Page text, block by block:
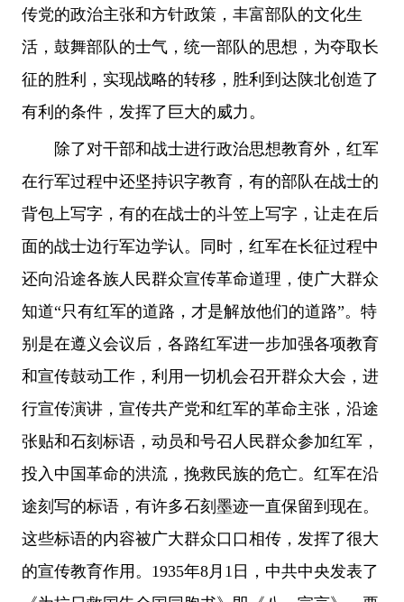
传党的政治主张和方针政策，丰富部队的文化生
活，鼓舞部队的士气，统一部队的思想，为夺取长
征的胜利，实现战略的转移，胜利到达陕北创造了
有利的条件，发挥了巨大的威力。
除了对干部和战士进行政治思想教育外，红军
在行军过程中还坚持识字教育，有的部队在战士的
背包上写字，有的在战士的斗笠上写字，让走在后
面的战士边行军边学认。同时，红军在长征过程中
还向沿途各族人民群众宣传革命道理，使广大群众
知道“只有红军的道路，才是解放他们的道路”。特
别是在遵义会议后，各路红军进一步加强各项教育
和宣传鼓动工作，利用一切机会召开群众大会，进
行宣传演讲，宣传共产党和红军的革命主张，沿途
张贴和石刻标语，动员和号召人民群众参加红军，
投入中国革命的洪流，挽救民族的危亡。红军在沿
途刻写的标语，有许多石刻墨迹一直保留到现在。
这些标语的内容被广大群众口口相传，发挥了很大
的宣传教育作用。1935年8月1日，中共中央发表了